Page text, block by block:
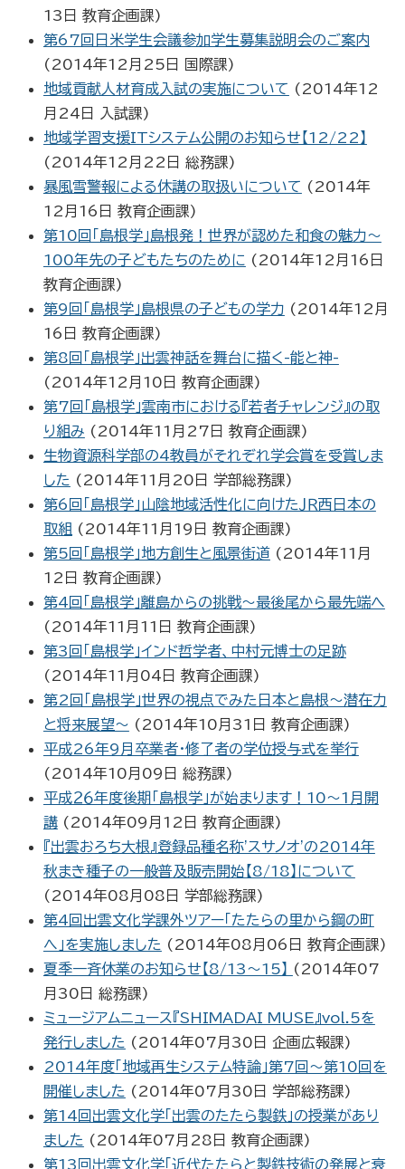
13日 教育企画課)
第67回日米学生会議参加学生募集説明会のご案内
( 2014年12月25日 国際課)
地域貢献人材育成入試の実施について ( 2014年12
月24日
入試課)
地域学習支援ITシステム公開のお知らせ【12/22】
( 2014年12月22日 総務課)
暴風雪警報による休講の取扱いについて ( 2014年
12月16日 教育企画課)
第10回「島根学」島根発！世界が認めた和食の魅力～
100年先の子どもたちのために ( 2014年12月16日
教育企画課)
第9回「島根学」島根県の子どもの学力 ( 2014年12月
16日 教育企画課)
第8回「島根学」出雲神話を舞台に描く-能と神-
( 2014年12月10日 教育企画課)
第7回「島根学」雲南市における『若者チャレンジ』の取
り組み ( 2014年11月27日 教育企画課)
生物資源科学部の4教員がそれぞれ学会賞を受賞しま
した ( 2014年11月20日 学部総務課)
第6回「島根学」山陰地域活性化に向けたＪＲ西日本の
取組 ( 2014年11月19日 教育企画課)
第5回「島根学」地方創生と風景街道( 2014年11月
12日 教育企画課)
第4回「島根学」離島からの挑戦～最後尾から最先端へ
( 2014年11月11日 教育企画課)
第3回「島根学」インド哲学者、中村元博士の足跡
( 2014年11月04日 教育企画課)
第2回「島根学」世界の視点でみた日本と島根～潜在力
と将来展望～ ( 2014年10月31日 教育企画課)
平成26年9月卒業者・修了者の学位授与式を挙行
( 2014年10月09日 総務課)
平成２６年度後期「島根学」が始まります！10～1月開
講( 2014年09月12日 教育企画課)
『出雲おろち大根』登録品種名称'スサノオ'の2014年
秋まき種子の一般普及販売開始【8/18】について
( 2014年08月08日 学部総務課)
第4回出雲文化学課外ツアー「たたらの里から鋼の町
へ」を実施しました ( 2014年08月06日 教育企画課)
夏季一斉休業のお知らせ【8/13～15】
( 2014年07
月30日 総務課)
ミュージアムニュース『SHIMADAI MUSE』vol.5を
発行しました ( 2014年07月30日 企画広報課)
2014年度「地域再生システム特論」第7回～第10回を
開催しました ( 2014年07月30日 学部総務課)
第14回出雲文化学「出雲のたたら製鉄」の授業があり
ました ( 2014年07月28日 教育企画課)
第13回出雲文化学「近代たたらと製鉄技術の発展と衰